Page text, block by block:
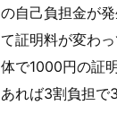
の自己負担金が
て証明料が変わ
体で1000円の証
あれば3割負担で